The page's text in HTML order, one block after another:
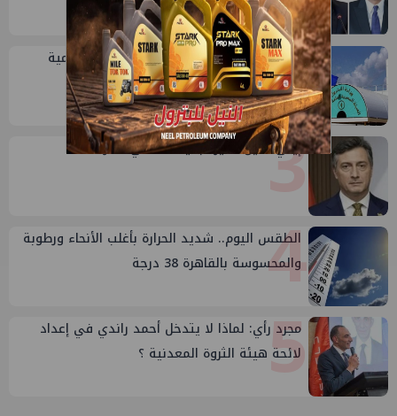
2
خلال أيام: انطلاق ماراثون الجمعيات العمومية
لشركات قطاع البترول
3
إيني تعين مديراً جديد لها في مصر
4
الطقس اليوم.. شديد الحرارة بأغلب الأنحاء ورطوبة
والمحسوسة بالقاهرة 38 درجة
5
مجرد رأي: لماذا لا يتدخل أحمد راندي في إعداد
لائحة هيئة الثروة المعدنية ؟